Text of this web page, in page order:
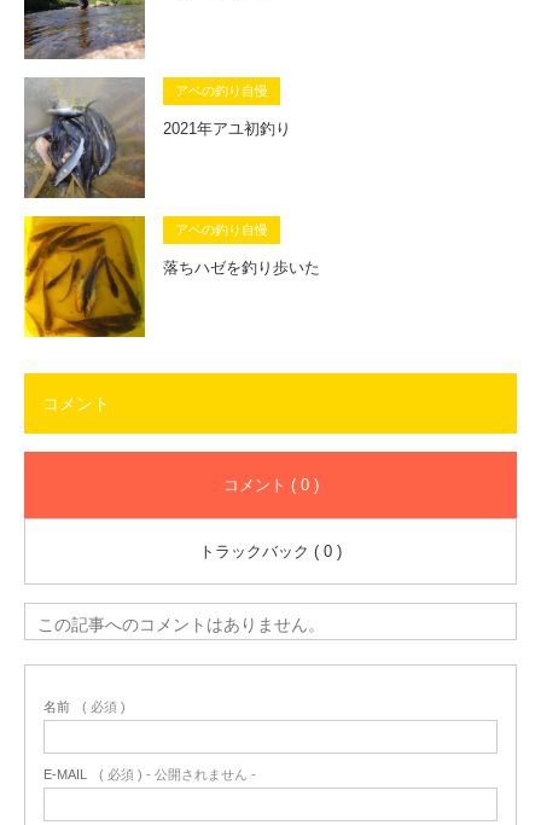
アベの釣り自慢
2021年アユ初釣り
アベの釣り自慢
落ちハゼを釣り歩いた
コメント
コメント ( 0 )
トラックバック ( 0 )
この記事へのコメントはありません。
名前 ( 必須 )
E-MAIL ( 必須 ) - 公開されません -